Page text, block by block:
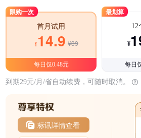
限购一次
首月试用
¥14.9 ¥39
每日仅0.48元
最划算
12
¥
每日
到期29元/月/省自动续费，可随时取消。
标讯详情查看